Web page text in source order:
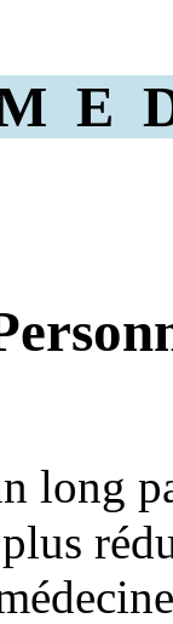
E
long